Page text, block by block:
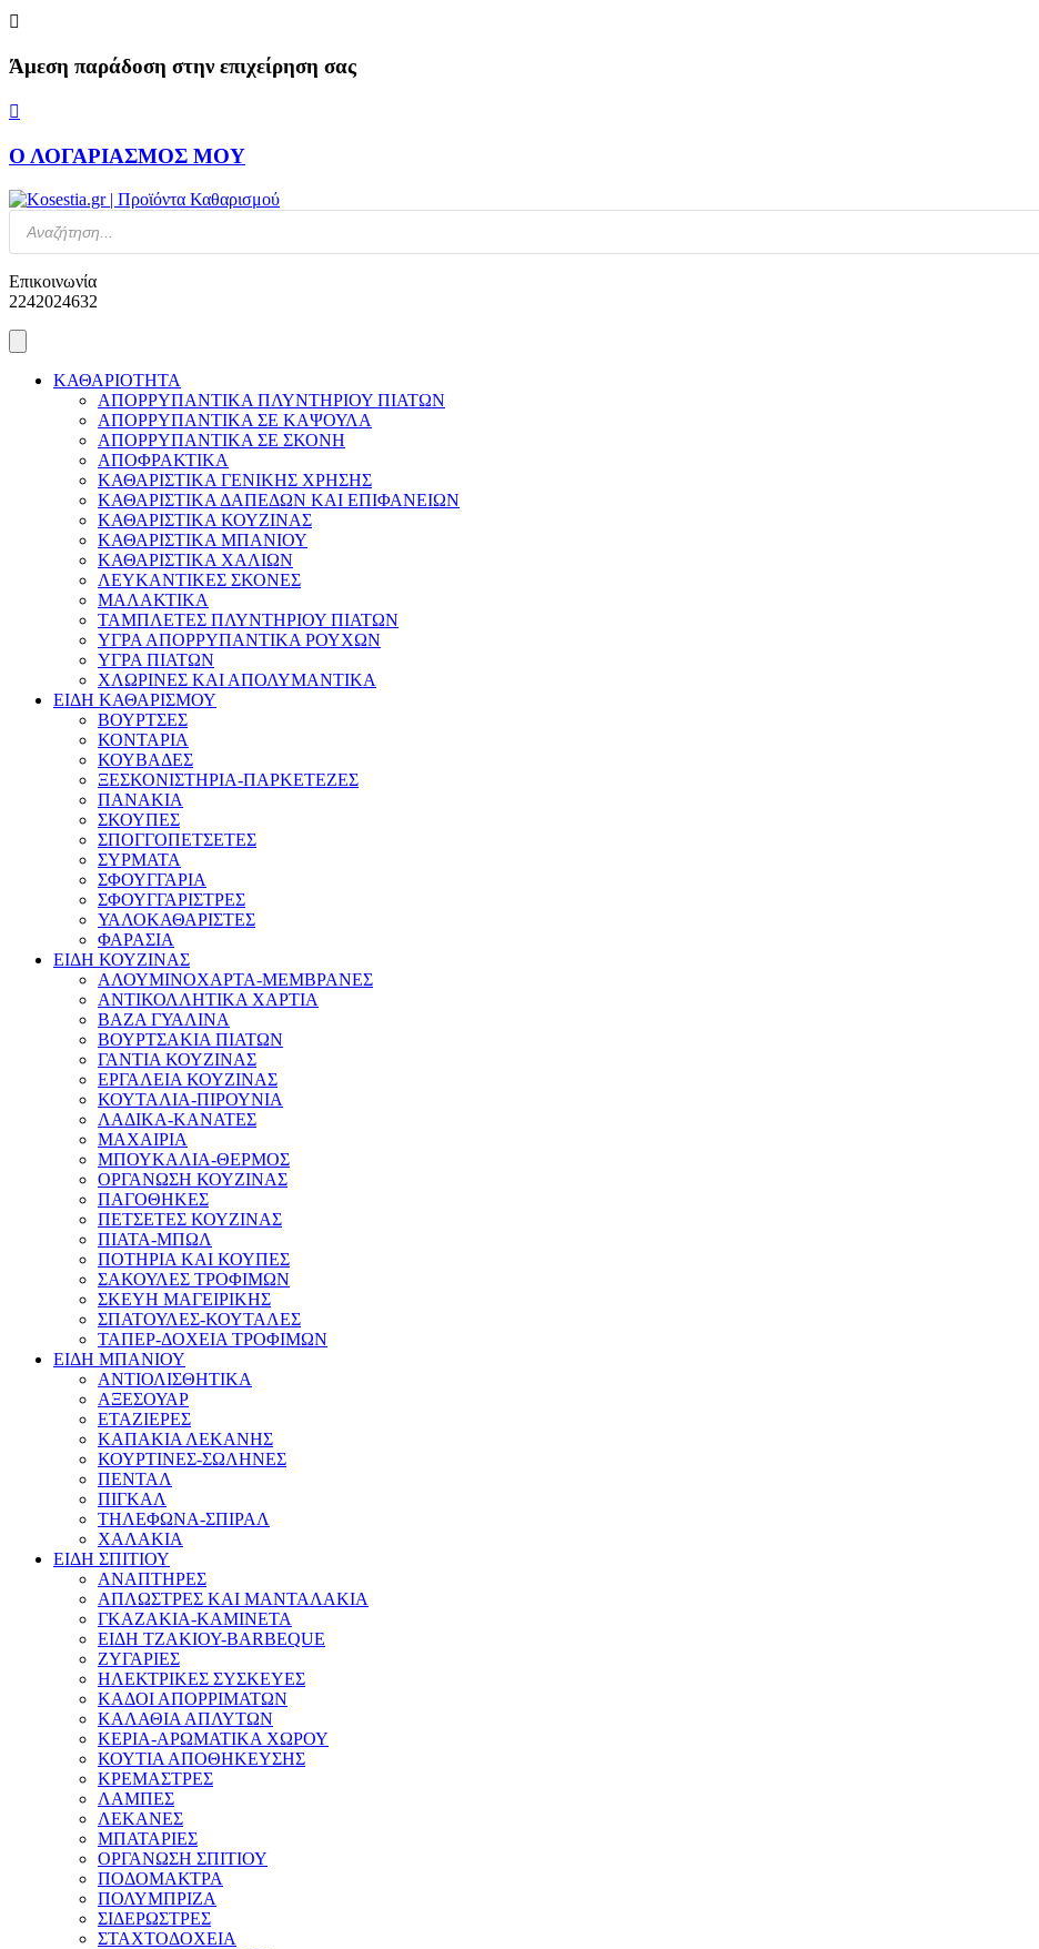
Skip
content
Άμεση παράδοση στην επιχείρηση σας
Ο ΛΟΓΑΡΙΑΣΜΟΣ ΜΟΥ
Products
search
Επικοινωνία
2242024632
ΚΑΘΑΡΙΟΤΗΤΑ
ΑΠΟΡΡΥΠΑΝΤΙΚΑ ΠΛΥΝΤΗΡΙΟΥ ΠΙΑΤΩΝ
ΑΠΟΡΡΥΠΑΝΤΙΚΑ ΣΕ ΚΑΨΟΥΛΑ
ΑΠΟΡΡΥΠΑΝΤΙΚΑ ΣΕ ΣΚΟΝΗ
ΑΠΟΦΡΑΚΤΙΚΑ
ΚΑΘΑΡΙΣΤΙΚΑ ΓΕΝΙΚΗΣ ΧΡΗΣΗΣ
ΚΑΘΑΡΙΣΤΙΚΑ ΔΑΠΕΔΩΝ ΚΑΙ ΕΠΙΦΑΝΕΙΩΝ
ΚΑΘΑΡΙΣΤΙΚΑ ΚΟΥΖΙΝΑΣ
ΚΑΘΑΡΙΣΤΙΚΑ ΜΠΑΝΙΟΥ
ΚΑΘΑΡΙΣΤΙΚΑ ΧΑΛΙΩΝ
ΛΕΥΚΑΝΤΙΚΕΣ ΣΚΟΝΕΣ
ΜΑΛΑΚΤΙΚΑ
ΤΑΜΠΛΕΤΕΣ ΠΛΥΝΤΗΡΙΟΥ ΠΙΑΤΩΝ
ΥΓΡΑ ΑΠΟΡΡΥΠΑΝΤΙΚΑ ΡΟΥΧΩΝ
ΥΓΡΑ ΠΙΑΤΩΝ
ΧΛΩΡΙΝΕΣ ΚΑΙ ΑΠΟΛΥΜΑΝΤΙΚΑ
ΕΙΔΗ ΚΑΘΑΡΙΣΜΟΥ
ΒΟΥΡΤΣΕΣ
ΚΟΝΤΑΡΙΑ
ΚΟΥΒΑΔΕΣ
ΞΕΣΚΟΝΙΣΤΗΡΙΑ-ΠΑΡΚΕΤΕΖΕΣ
ΠΑΝΑΚΙΑ
ΣΚΟΥΠΕΣ
ΣΠΟΓΓΟΠΕΤΣΕΤΕΣ
ΣΥΡΜΑΤΑ
ΣΦΟΥΓΓΑΡΙΑ
ΣΦΟΥΓΓΑΡΙΣΤΡΕΣ
ΥΑΛΟΚΑΘΑΡΙΣΤΕΣ
ΦΑΡΑΣΙΑ
ΕΙΔΗ ΚΟΥΖΙΝΑΣ
ΑΛΟΥΜΙΝΟΧΑΡΤΑ-ΜΕΜΒΡΑΝΕΣ
ΑΝΤΙΚΟΛΛΗΤΙΚΑ ΧΑΡΤΙΑ
ΒΑΖΑ ΓΥΑΛΙΝΑ
ΒΟΥΡΤΣΑΚΙΑ ΠΙΑΤΩΝ
ΓΑΝΤΙΑ ΚΟΥΖΙΝΑΣ
ΕΡΓΑΛΕΙΑ ΚΟΥΖΙΝΑΣ
ΚΟΥΤΑΛΙΑ-ΠΙΡΟΥΝΙΑ
ΛΑΔΙΚΑ-ΚΑΝΑΤΕΣ
ΜΑΧΑΙΡΙΑ
ΜΠΟΥΚΑΛΙΑ-ΘΕΡΜΟΣ
ΟΡΓΑΝΩΣΗ ΚΟΥΖΙΝΑΣ
ΠΑΓΟΘΗΚΕΣ
ΠΕΤΣΕΤΕΣ ΚΟΥΖΙΝΑΣ
ΠΙΑΤΑ-ΜΠΩΛ
ΠΟΤΗΡΙΑ ΚΑΙ ΚΟΥΠΕΣ
ΣΑΚΟΥΛΕΣ ΤΡΟΦΙΜΩΝ
ΣΚΕΥΗ ΜΑΓΕΙΡΙΚΗΣ
ΣΠΑΤΟΥΛΕΣ-ΚΟΥΤΑΛΕΣ
ΤΑΠΕΡ-ΔΟΧΕΙΑ ΤΡΟΦΙΜΩΝ
ΕΙΔΗ ΜΠΑΝΙΟΥ
ΑΝΤΙΟΛΙΣΘΗΤΙΚΑ
ΑΞΕΣΟΥΑΡ
ΕΤΑΖΙΕΡΕΣ
ΚΑΠΑΚΙΑ ΛΕΚΑΝΗΣ
ΚΟΥΡΤΙΝΕΣ-ΣΩΛΗΝΕΣ
ΠΕΝΤΑΛ
ΠΙΓΚΑΛ
ΤΗΛΕΦΩΝΑ-ΣΠΙΡΑΛ
ΧΑΛΑΚΙΑ
ΕΙΔΗ ΣΠΙΤΙΟΥ
ΑΝΑΠΤΗΡΕΣ
ΑΠΛΩΣΤΡΕΣ ΚΑΙ ΜΑΝΤΑΛΑΚΙΑ
ΓΚΑΖΑΚΙΑ-ΚΑΜΙΝΕΤΑ
ΕΙΔΗ ΤΖΑΚΙΟΥ-BARBEQUE
ΖΥΓΑΡΙΕΣ
ΗΛΕΚΤΡΙΚΕΣ ΣΥΣΚΕΥΕΣ
ΚΑΔΟΙ ΑΠΟΡΡΙΜΑΤΩΝ
ΚΑΛΑΘΙΑ ΑΠΛΥΤΩΝ
ΚΕΡΙΑ-ΑΡΩΜΑΤΙΚΑ ΧΩΡΟΥ
ΚΟΥΤΙΑ ΑΠΟΘΗΚΕΥΣΗΣ
ΚΡΕΜΑΣΤΡΕΣ
ΛΑΜΠΕΣ
ΛΕΚΑΝΕΣ
ΜΠΑΤΑΡΙΕΣ
ΟΡΓΑΝΩΣΗ ΣΠΙΤΙΟΥ
ΠΟΔΟΜΑΚΤΡΑ
ΠΟΛΥΜΠΡΙΖΑ
ΣΙΔΕΡΩΣΤΡΕΣ
ΣΤΑΧΤΟΔΟΧΕΙΑ